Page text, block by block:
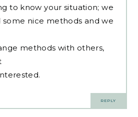
to know your situation; we
nice methods and we
methods with others,
REPLY